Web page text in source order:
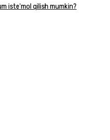
iste’mol qilish mumkin?